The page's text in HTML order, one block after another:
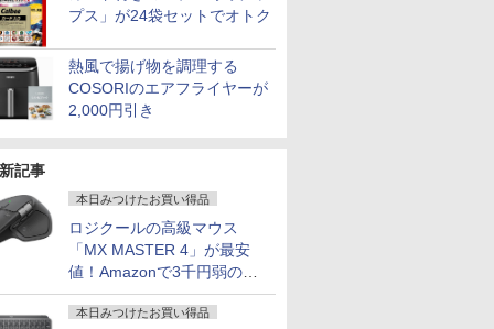
プス」が24袋セットでオトク
熱風で揚げ物を調理する
COSORIのエアフライヤーが
2,000円引き
記事
本日みつけたお買い得品
ロジクールの高級マウス
「MX MASTER 4」が最安
値！Amazonで3千円弱の割
引
本日みつけたお買い得品